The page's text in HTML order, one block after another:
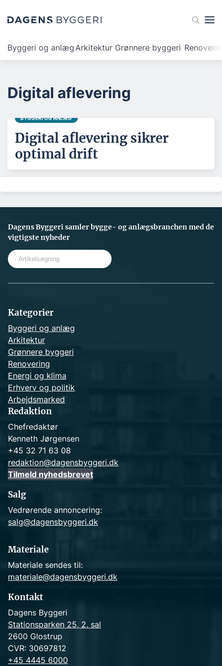
Byggeri og anlægArkitektur Grønnere byggeri
Digital aflevering
BYGGERI OG ANLÆG
Digital aflevering sikrer
optimal drift
Dagens Byggeri samler bygge- og anlægsbranchen med de
vigtigste nyheder
Kategorier
Byggeri og anlæg
Arkitektur
Grønnere byggeri
Renovering
Energi og klima
Erhverv og politik
Arbejdsmarked
Redaktion
Chefredaktør
Kenneth Jørgensen
+45 32 71 63 08
redaktion@dagensbyggeri.dk
Tilmeld nyhedsbrevet
Salg
Vedrørende annoncering:
salg@dagensbyggeri.dk
Materiale
Materiale sendes til:
materiale@dagensbyggeri.dk
Kontakt
Dagens Byggeri
Stationsparken 25, 2. sal
2600 Glostrup
CVR: 30697812
+45 4445 6000